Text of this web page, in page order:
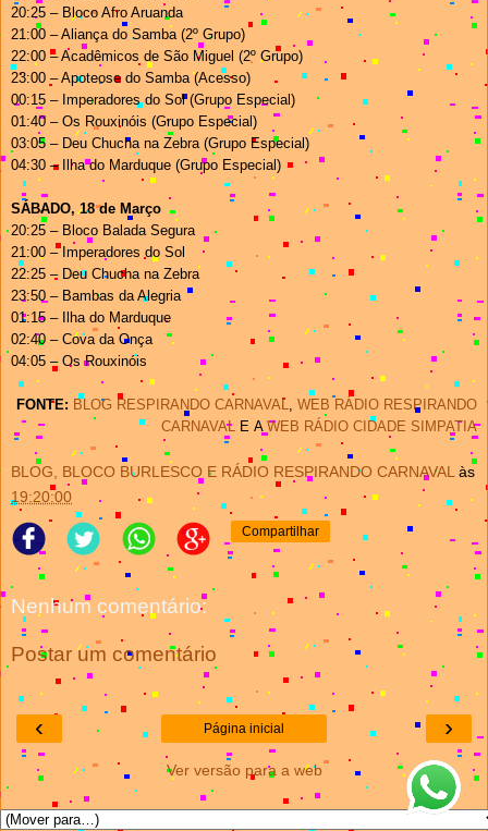
20:25 – Bloco Afro Aruanda
21:00 – Aliança do Samba (2º Grupo)
22:00 – Acadêmicos de São Miguel (2º Grupo)
23:00 – Apoteose do Samba (Acesso)
00:15 – Imperadores do Sol (Grupo Especial)
01:40 – Os Rouxinóis (Grupo Especial)
03:05 – Deu Chucha na Zebra (Grupo Especial)
04:30 – Ilha do Marduque (Grupo Especial)
SÁBADO, 18 de Março
20:25 – Bloco Balada Segura
21:00 – Imperadores do Sol
22:25 – Deu Chucha na Zebra
23:50 – Bambas da Alegria
01:15 – Ilha do Marduque
02:40 – Cova da Onça
04:05 – Os Rouxinóis
FONTE: BLOG RESPIRANDO CARNAVAL
WEB RÁDIO RESPIRANDO
CARNAVAL E A WEB RÁDIO CIDADE SIMPATIA
BLOG, BLOCO BURLESCO E RÁDIO RESPIRANDO CARNAVAL às
19:20:00
Compartilhar
Nenhum comentário:
Postar um comentário
‹ ›
Página inicial
Ver versão para a web